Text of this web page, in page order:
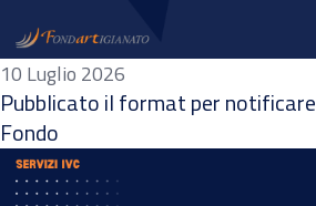
10 Luglio 2026
Pubblicato il format per notificare
Fondo